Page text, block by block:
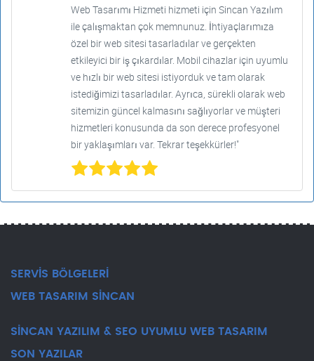
Web Tasarımı Hizmeti hizmeti için Sincan Yazılım
ile çalışmaktan çok memnunuz. İhtiyaçlarımıza
özel bir web sitesi tasarladılar ve gerçekten
etkileyici bir iş çıkardılar. Mobil cihazlar için uyumlu
ve hızlı bir web sitesi istiyorduk ve tam olarak
istediğimizi tasarladılar. Ayrıca, sürekli olarak web
sitemizin güncel kalmasını sağlıyorlar ve müşteri
hizmetleri konusunda da son derece profesyonel
bir yaklaşımları var. Tekrar teşekkürler!"
SERVİS BÖLGELERİ
WEB TASARIM SİNCAN
SİNCAN YAZILIM & SEO UYUMLU WEB TASARIM
SON YAZILAR